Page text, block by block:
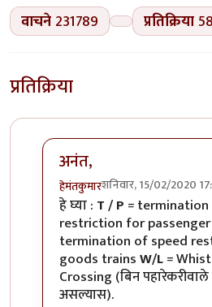
वाचने 231789 प्रतिक्रिया
प्रतिक्रिया
अनंत,
हेमंतकुमारशनिवार, 15/02/2020
In reply toरेल्वे रुळांच्याby
हे घ्या : T / P =
restriction for
termination of speed
goods trainsW/L=
Crossing (बिन
असल्यास).